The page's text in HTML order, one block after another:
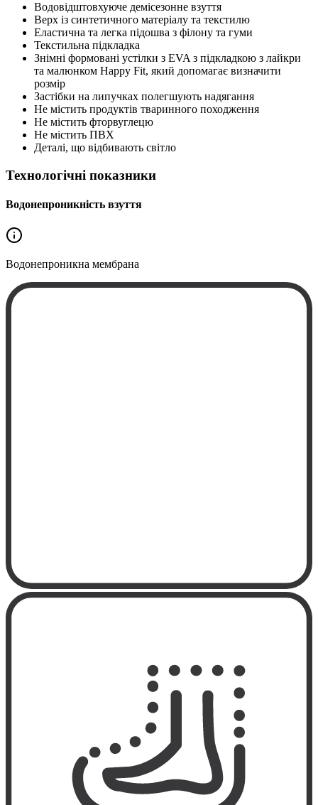
Водовідштовхуюче демісезонне взуття
Верх із синтетичного матеріалу та текстилю
Еластична та легка підошва з філону та гуми
Текстильна підкладка
Знімні формовані устілки з EVA з підкладкою з лайкри
та малюнком Happy Fit, який допомагає визначити
розмір
Застібки на липучках полегшують надягання
Не містить продуктів тваринного походження
Не містить фторвуглецю
Не містить ПВХ
Деталі, що відбивають світло
Технологічні показники
Водонепроникність взуття
Водонепроникна мембрана